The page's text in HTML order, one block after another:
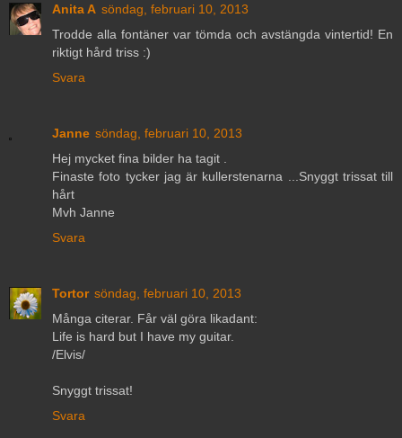
Anita A söndag, februari 10, 2013
Trodde alla fontäner var tömda och avstängda vintertid! En
riktigt hård triss :)
Svara
Janne söndag, februari 10, 2013
Hej mycket fina bilder ha tagit .
Finaste foto tycker jag är kullerstenarna ...Snyggt trissat till
hårt
Mvh Janne
Svara
Tortor söndag, februari 10, 2013
Många citerar. Får väl göra likadant:
Life is hard but I have my guitar.
/Elvis/
Snyggt trissat!
Svara